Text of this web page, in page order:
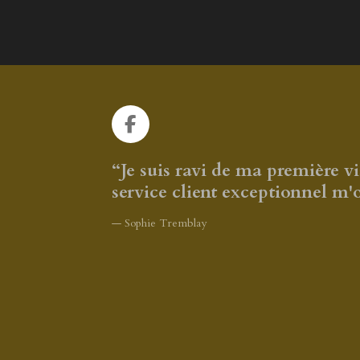
F
a
c
e
b
o
“Je suis ravi de ma première
service client exceptionnel
— Sophie Tremblay